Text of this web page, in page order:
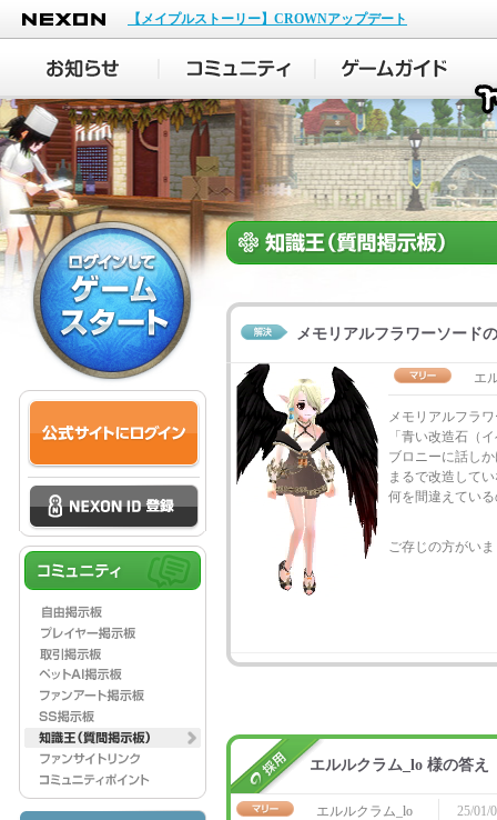
NEXON
【メイプルストーリー】CROWNアップデート
メモリアルフラワーソード
エ
メモリアルフラ
「青い改造石（
ブロニーに話し
まるで改造して
何を間違えてい
ご存じの方がい
エルルクラム_lo 様の答え
エルルクラム_lo 25/01/